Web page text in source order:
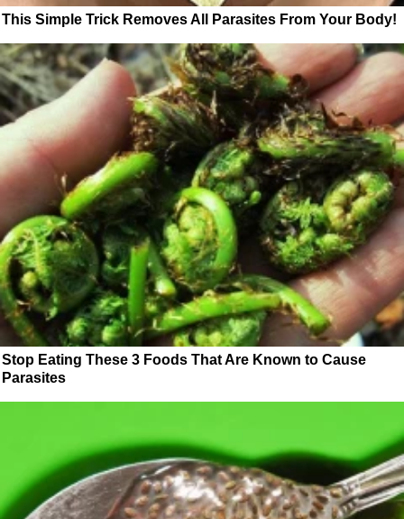
This Simple Trick Removes All Parasites From Your Body!
Stop Eating These 3 Foods That Are Known to Cause
Parasites